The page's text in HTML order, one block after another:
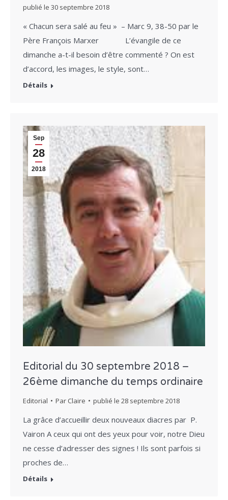
publié le 30 septembre 2018
« Chacun sera salé au feu » – Marc 9, 38-50 par le
Père François Marxer L’évangile de ce
dimanche a-t-il besoin d’être commenté ? On est
d’accord, les images, le style, sont…
Détails
Sep
28
2018
Editorial du 30 septembre 2018 –
26ème dimanche du temps ordinaire
Editorial Par Claire publié le 28 septembre 2018
La grâce d’accueillir deux nouveaux diacres par P.
Vairon A ceux qui ont des yeux pour voir, notre Dieu
ne cesse d’adresser des signes ! Ils sont parfois si
proches de…
Détails